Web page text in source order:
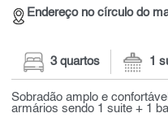
Endereço no círculo do
3 quartos 1
Sobradão amplo e
armários sendo 1 suite + 1